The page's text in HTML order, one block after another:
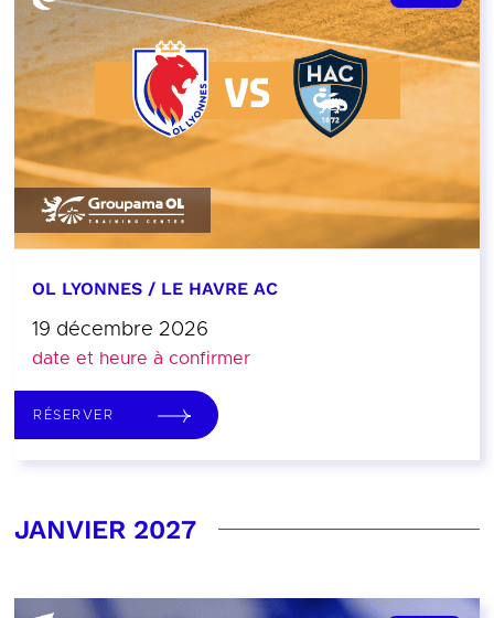
OL LYONNES / LE HAVRE AC
19 décembre 2026
date et heure à confirmer
RÉSERVER
JANVIER 2027